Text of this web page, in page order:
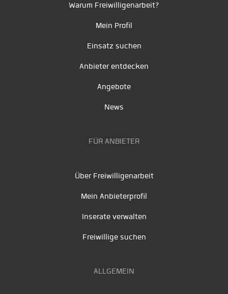
Warum Freiwilligenarbeit?
Mein Profil
Einsatz suchen
Anbieter entdecken
Angebote
News
FÜR ANBIETER
Über Freiwilligenarbeit
Mein Anbieterprofil
Inserate verwalten
Freiwillige suchen
ALLGEMEIN